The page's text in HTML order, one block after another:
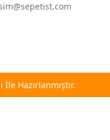
İle Hazırlanmıştır.